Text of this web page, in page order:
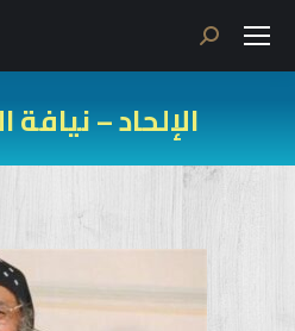
Search:
الإلحاد – نيافة